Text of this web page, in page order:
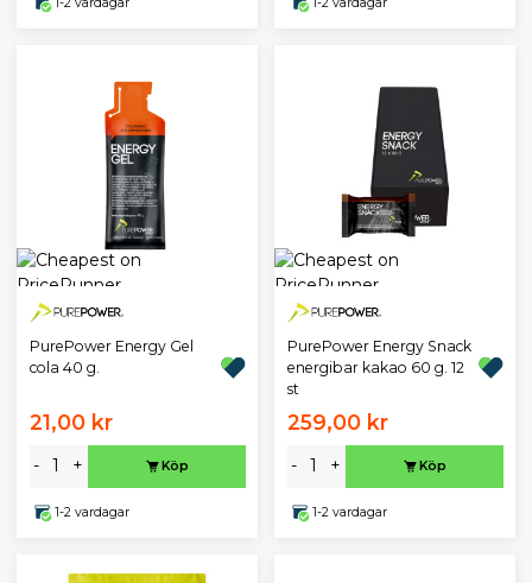
1-2 vardagar 1-2 vardagar
PurePower Energy Gel
cola 40 g.
21,00 kr
- + Köp
1-2 vardagar
PurePower Energy Snack
energibar kakao 60 g. 12
st
259,00 kr
- + Köp
1-2 vardagar